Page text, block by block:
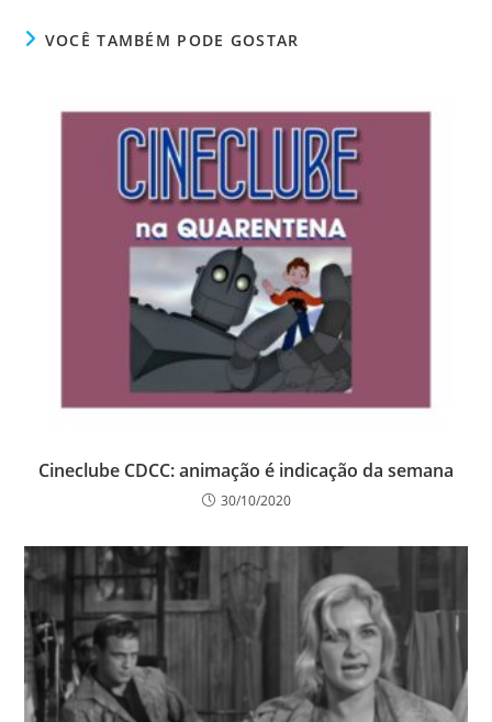
VOCÊ TAMBÉM PODE GOSTAR
Cineclube CDCC: animação é indicação da semana
30/10/2020